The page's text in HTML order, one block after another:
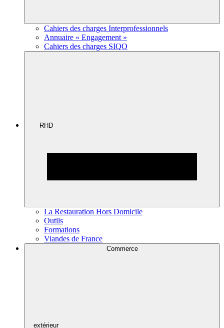
Cahiers des charges Interprofessionnels
Annuaire « Engagement »
Cahiers des charges SIQO
RHD
La Restauration Hors Domicile
Outils
Formations
Viandes de France
Commerce
extérieur